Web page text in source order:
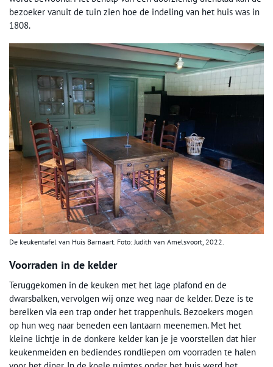
bezoeker vanuit de tuin zien hoe de indeling van het huis was in
1808.
De keukentafel van Huis Barnaart. Foto: Judith van Amelsvoort, 2022.
Voorraden in de kelder
Teruggekomen in de keuken met het lage plafond en de
dwarsbalken, vervolgen wij onze weg naar de kelder. Deze is te
bereiken via een trap onder het trappenhuis. Bezoekers mogen
op hun weg naar beneden een lantaarn meenemen. Met het
kleine lichtje in de donkere kelder kan je je voorstellen dat hier
keukenmeiden en bediendes rondliepen om voorraden te halen